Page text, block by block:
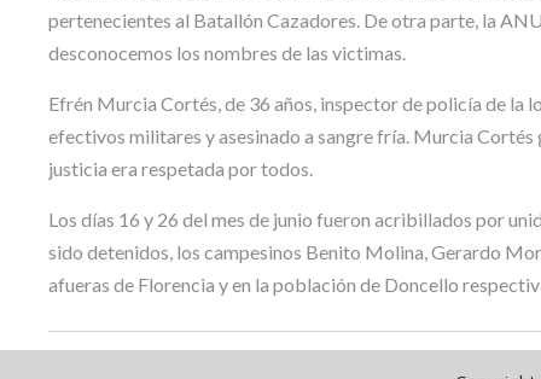
pertenecientes al Batallón Cazadores. De otra parte, la
desconocemos los nombres de las victimas.
Efrén Murcia Cortés, de 36 años, inspector de policía de la
efectivos militares y asesinado a sangre fría. Murcia
justicia era respetada por todos.
Los días 16 y 26 del mes de junio fueron acribillados por
sido detenidos, los campesinos Benito Molina, Gerardo
afueras de Florencia y en la población de Doncello